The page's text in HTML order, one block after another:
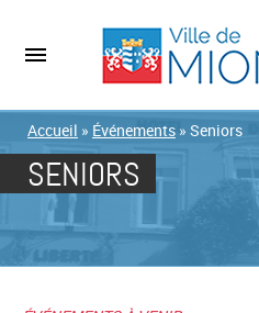
Accueil » Événements » Seniors
SENIORS